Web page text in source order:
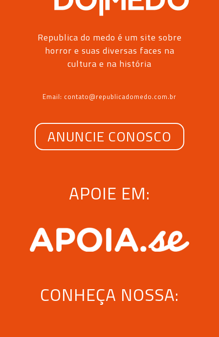
Republica do medo é um site sobre
horror e suas diversas faces na
cultura e na história
Email: contato@republicadomedo.com.br
ANUNCIE CONOSCO
APOIE EM:
CONHEÇA NOSSA: